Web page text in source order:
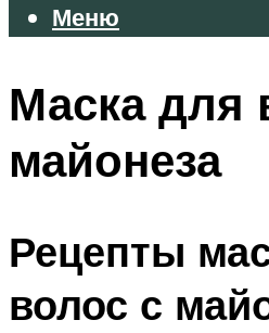
Меню
Меню
Маска для
майонеза
Рецепты
волос с